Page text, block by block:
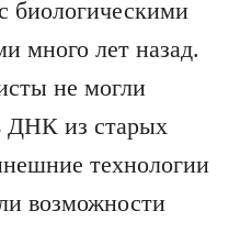
биологическими
много лет назад.
не могли
ДНК из старых
технологии
возможности